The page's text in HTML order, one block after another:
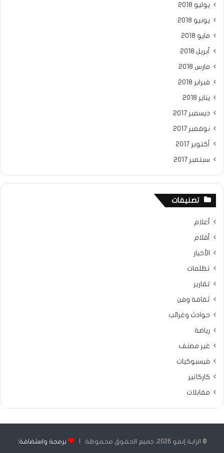
يوليو 2018
يونيو 2018
مايو 2018
أبريل 2018
مارس 2018
فبراير 2018
يناير 2018
ديسمبر 2017
نوفمبر 2017
أكتوبر 2017
سبتمبر 2017
تصنيفات
أعلام
أقلام
الأخبار
تظلمات
تقارير
ثقافة وفن
حوادث وغرائب
رياضة
غير مصنف
فيسبوكيات
كاركاتير
مقابلات
© الراية إنفو 2026، جميع الحقوق محفوظة | برمجة واستضافة: